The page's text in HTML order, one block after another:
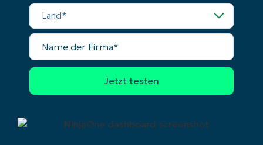
Land
Name
der
Firma